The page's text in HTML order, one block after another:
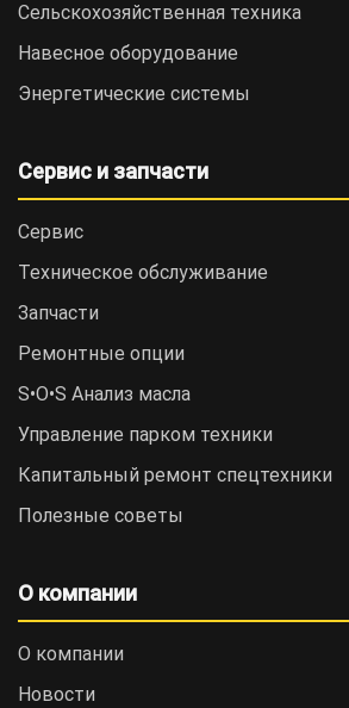
Сельскохозяйственная техника
Навесное оборудование
Энергетические системы
Сервис и запчасти
Сервис
Техническое обслуживание
Запчасти
Ремонтные опции
S•O•S Анализ масла
Управление парком техники
Капитальный ремонт спецтехники
Полезные советы
О компании
О компании
Новости